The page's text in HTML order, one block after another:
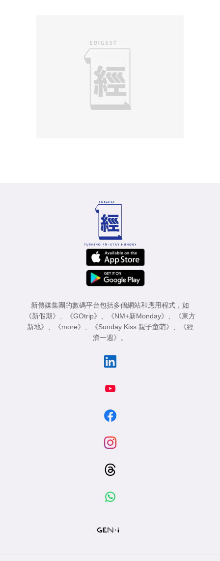
新傳媒集團的數碼平台包括多個網站和應用程式，如
《新假期》
《GOtrip》 《NM+新Monday》
《東方
新地》
《more》 《Sunday Kiss 親子童萌》
《經
濟一週》
。